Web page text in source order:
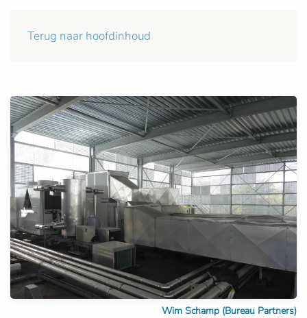
Terug naar hoofdinhoud
Wim Schamp (Bureau Partners)